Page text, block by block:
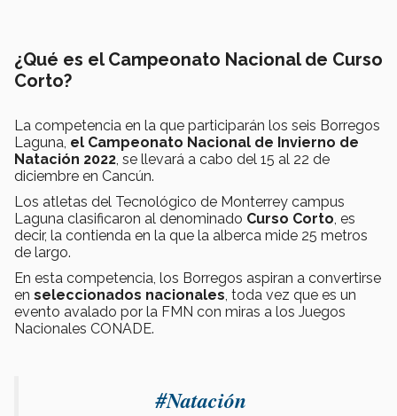
¿Qué es el Campeonato Nacional de Curso
Corto?
La competencia en la que participarán los seis Borregos
Laguna, el Campeonato Nacional de Invierno de
Natación 2022 , se llevará a cabo del 15 al 22 de
diciembre en Cancún.
Los atletas del Tecnológico de Monterrey campus
Laguna clasificaron al denominado Curso Corto , es
decir, la contienda en la que la alberca mide 25 metros
de largo.
En esta competencia, los Borregos aspiran a convertirse
en seleccionados nacionales , toda vez que es un
evento avalado por la FMN con miras a los Juegos
Nacionales CONADE.
#Natación